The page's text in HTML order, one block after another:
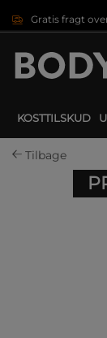
Gratis fragt
KOSTTILSKUD
Tilbage